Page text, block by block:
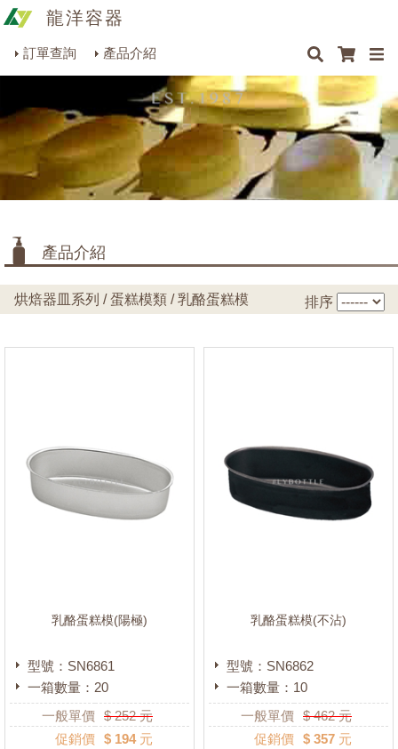
龍洋容器
訂單查詢
產品介紹
商品搜尋
包裝材料系列
烘焙器皿系列
餐飲器具系列
生活雜貨系列
美容用品系列
最新消息 聯絡我們
產品介紹
烘焙器皿系列 / 蛋糕模類 / 乳酪蛋糕模 排序
乳酪蛋糕模(陽極)
型號：SN6861
一箱數量：20
一般單價 $252元
促銷價 $ 194 元
乳酪蛋糕模(不沾)
型號：SN6862
一箱數量：10
一般單價 $462元
促銷價 $ 357 元